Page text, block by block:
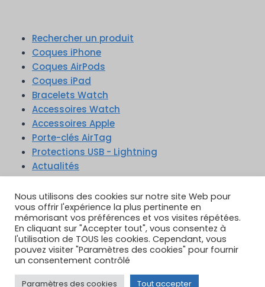
Rechercher un produit
Coques iPhone
Coques AirPods
Coques iPad
Bracelets Watch
Accessoires Watch
Accessoires Apple
Porte-clés AirTag
Protections USB - Lightning
Actualités
TikTok YouTube
Google Reviews
Instagram
Nous utilisons des cookies sur notre site Web pour
vous offrir l'expérience la plus pertinente en
mémorisant vos préférences et vos visites répétées.
En cliquant sur "Accepter tout", vous consentez à
l'utilisation de TOUS les cookies. Cependant, vous
pouvez visiter "Paramètres des cookies" pour fournir
un consentement contrôlé
Paramètres des cookies Tout accepter